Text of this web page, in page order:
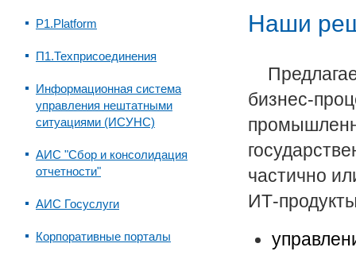
P1.Platform
П1.Техприсоединения
Информационная система
управления нештатными
ситуациями (ИСУНС)
АИС "Сбор и консолидация
отчетности"
АИС Госуслуги
Корпоративные порталы
Наши
бизнес-
частично
ИТ-